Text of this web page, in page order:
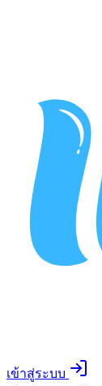
เข้าสู่ระบบ